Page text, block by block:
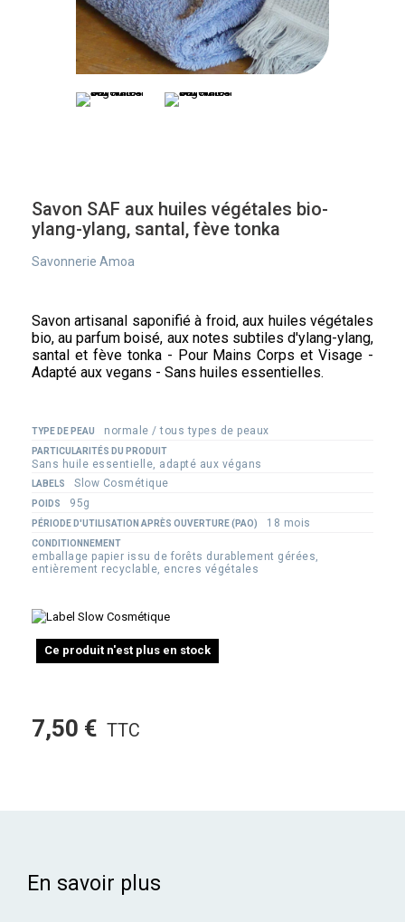
Savon SAF aux huiles végétales bio-
ylang-ylang, santal, fève tonka
Savonnerie Amoa
Savon artisanal saponifié à froid, aux huiles végétales
bio, au parfum boisé, aux notes subtiles d'ylang-ylang,
santal et fève tonka - Pour Mains Corps et Visage -
Adapté aux vegans - Sans huiles essentielles.
TYPE DE PEAU normale / tous types de peaux
PARTICULARITÉS DU PRODUIT
Sans huile essentielle, adapté aux végans
LABELS Slow Cosmétique
POIDS 95g
PÉRIODE D'UTILISATION APRÈS OUVERTURE (PAO) 18 mois
CONDITIONNEMENT
emballage papier issu de forêts durablement gérées,
entièrement recyclable, encres végétales
Ce produit n'est plus en stock
7,50 € TTC
En savoir plus